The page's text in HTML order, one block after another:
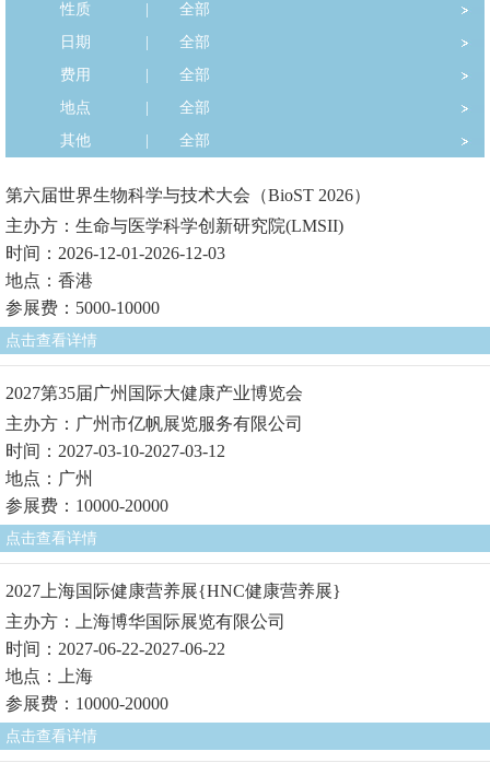
性质
全部
日期
全部
费用
全部
地点
全部
其他
全部
第六届世界生物科学与技术大会（BioST 2026）
主办方：生命与医学科学创新研究院(LMSII)
时间：2026-12-01-2026-12-03
地点：香港
参展费：5000-10000
点击查看详情
2027第35届广州国际大健康产业博览会
主办方：广州市亿帆展览服务有限公司
时间：2027-03-10-2027-03-12
地点：广州
参展费：10000-20000
点击查看详情
2027上海国际健康营养展{HNC健康营养展}
主办方：上海博华国际展览有限公司
时间：2027-06-22-2027-06-22
地点：上海
参展费：10000-20000
点击查看详情